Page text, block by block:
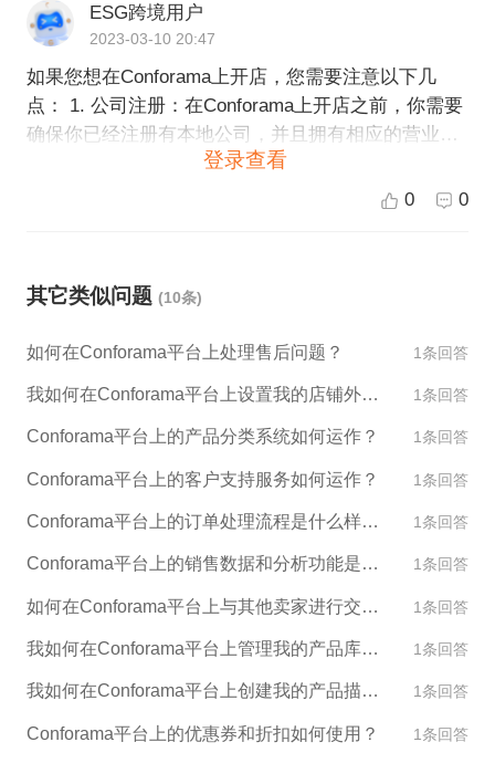
质量有严格的要求，确保商品符合欧洲标准。 3. 遵守
Conforama的销售政策：Conforama有一系列的销售
政策和规定，如退换货政策、售后服务政策等，卖家
需要遵守这些政策和规定。 4. 提供优质的客户服务：
Conforama非常注重客户体验，卖家需要提供优质的
客户服务，及时回答客户的问题和解决客户的问题。
5. 保证及时的物流和配送：Conforama要求卖家在客
程和要求，可以直接联系Conforama或者咨询ESG跨
境电商平台。
ESG跨境用户
2023-03-10 20:47
如果您想在Conforama上开店，您需要注意以下几
点： 1. 公司注册：在Conforama上开店之前，你需要
确保你已经注册有本地公司，并且拥有相应的营业执
照和相关的税务登记证明。 2. 注册成为Conforama卖
家：在注册过程中，您需要提供公司信息、银行信息
相关法律法规，在售后服务、退换货等方面满足Conf
售的商品的价格应该合理，与其他同类商品价格相
当，注意中国外贸出口的汇率变动，以及关税和税费
时，又能保证消费者的购买力。 5. 提供良好的售前售
后服务：在Conforama上销售的商品应该提供良好的
售前售后服务，方便消费者的购买和使用，以提高消
费者对商品的满意度和忠诚度。 如果您需要更详细的
信息，您可以联系ESG跨境电商，我们可以为您提供
更详细的指导和帮助，协助您在Conforama上成功开
店。
登录查看
0 0
其它类似问题 (10条)
如何在Conforama平台上处理售后问题？ 1条回答
我如何在Conforama平台上设置我的店铺外观和设计？ 1条回答
Conforama平台上的产品分类系统如何运作？ 1条回答
Conforama平台上的客户支持服务如何运作？ 1条回答
Conforama平台上的订单处理流程是什么样的？ 1条回答
Conforama平台上的销售数据和分析功能是什么？ 1条回答
如何在Conforama平台上与其他卖家进行交流和合作？ 1条回答
我如何在Conforama平台上管理我的产品库存？ 1条回答
我如何在Conforama平台上创建我的产品描述和图片？ 1条回答
Conforama平台上的优惠券和折扣如何使用？ 1条回答